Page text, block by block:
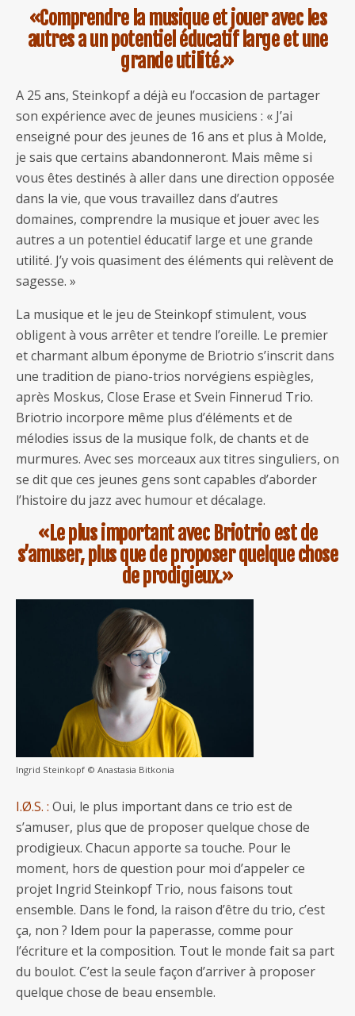
«Comprendre la musique et jouer avec les
autres a un potentiel éducatif large et une
grande utilité.»
A 25 ans, Steinkopf a déjà eu l’occasion de partager
son expérience avec de jeunes musiciens : « J’ai
enseigné pour des jeunes de 16 ans et plus à Molde,
je sais que certains abandonneront. Mais même si
vous êtes destinés à aller dans une direction opposée
dans la vie, que vous travaillez dans d’autres
domaines, comprendre la musique et jouer avec les
autres a un potentiel éducatif large et une grande
utilité. J’y vois quasiment des éléments qui relèvent de
sagesse. »
La musique et le jeu de Steinkopf stimulent, vous
obligent à vous arrêter et tendre l’oreille. Le premier
et charmant album éponyme de Briotrio s’inscrit dans
une tradition de piano-trios norvégiens espiègles,
après Moskus, Close Erase et Svein Finnerud Trio.
Briotrio incorpore même plus d’éléments et de
mélodies issus de la musique folk, de chants et de
murmures. Avec ses morceaux aux titres singuliers, on
se dit que ces jeunes gens sont capables d’aborder
l’histoire du jazz avec humour et décalage.
«Le plus important avec Briotrio est de
s’amuser, plus que de proposer quelque chose
de prodigieux.»
Ingrid Steinkopf © Anastasia Bitkonia
I.Ø.S. : Oui, le plus important dans ce trio est de
s’amuser, plus que de proposer quelque chose de
prodigieux. Chacun apporte sa touche. Pour le
moment, hors de question pour moi d’appeler ce
projet Ingrid Steinkopf Trio, nous faisons tout
ensemble. Dans le fond, la raison d’être du trio, c’est
ça, non ? Idem pour la paperasse, comme pour
l’écriture et la composition. Tout le monde fait sa part
du boulot. C’est la seule façon d’arriver à proposer
quelque chose de beau ensemble.